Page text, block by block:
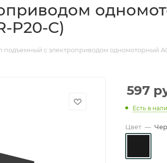
P20-C)
подъемный с электроприводом одномоторный
597
Есть в
Цвет —